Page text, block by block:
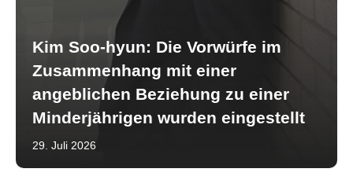
Kim Soo-hyun: Die Vorwürfe im
Zusammenhang mit einer
angeblichen Beziehung zu einer
Minderjährigen wurden eingestellt
29. Juli 2026